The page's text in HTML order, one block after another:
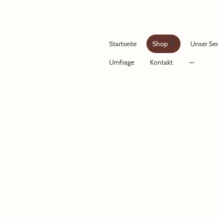
Startseite Shop Unser
Umfrage Kontakt